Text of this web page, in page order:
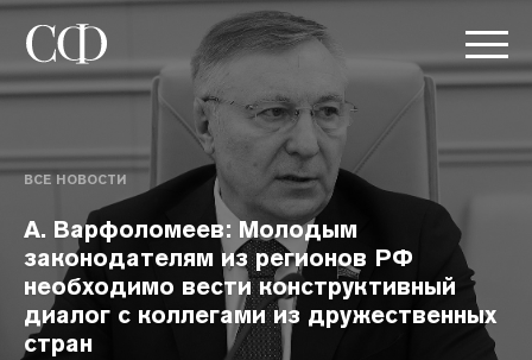
ВСЕ НОВОСТИ
А. Варфоломеев: Молодым
законодателям из регионов РФ
необходимо вести конструктивный
диалог с коллегами из дружественных
стран